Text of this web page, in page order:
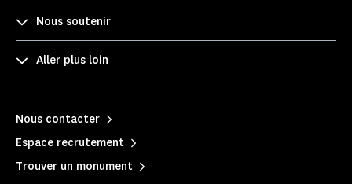
Nous soutenir
Aller plus loin
Nous contacter
Espace recrutement
Trouver un monument